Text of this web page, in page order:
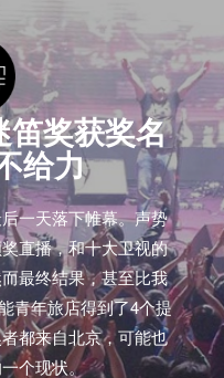
奖获奖名
给力
一天落下帷幕。声势
直播，和十大卫视的
最终结果，甚至比我
青年旅店得到了4个提
都来自北京，可能也
个现状。